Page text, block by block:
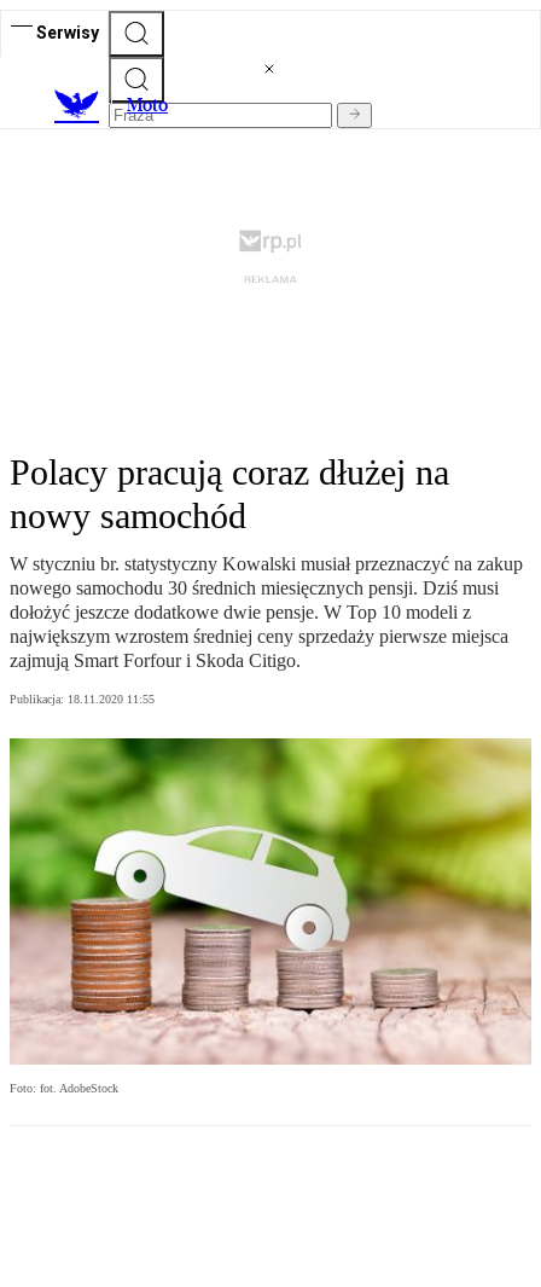
Serwisy
Moto
Polacy pracują coraz dłużej na
nowy samochód
W styczniu br. statystyczny Kowalski musiał przeznaczyć na zakup
nowego samochodu 30 średnich miesięcznych pensji. Dziś musi
dołożyć jeszcze dodatkowe dwie pensje. W Top 10 modeli z
największym wzrostem średniej ceny sprzedaży pierwsze miejsca
zajmują Smart Forfour i Skoda Citigo.
Publikacja: 18.11.2020 11:55
Foto: fot. AdobeStock